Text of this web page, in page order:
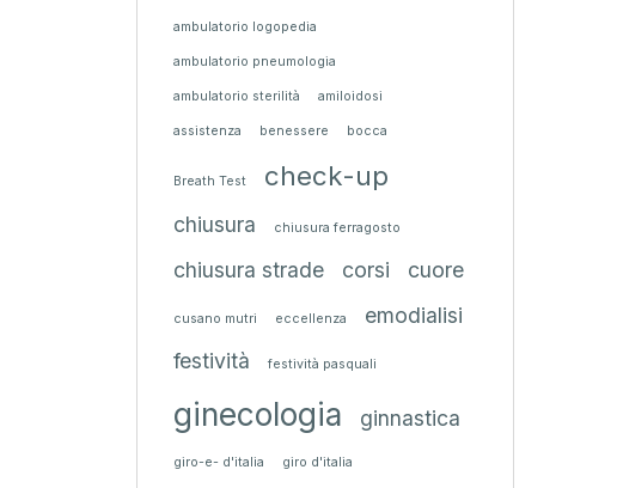
ambulatorio logopedia
ambulatorio pneumologia
ambulatorio sterilità amiloidosi
assistenza benessere bocca
Breath Test check-up
chiusura chiusura ferragosto
chiusura strade corsi cuore
cusano mutri eccellenza
emodialisi
festività
festività pasquali
ginecologia ginnastica
giro-e- d'italia giro d'italia